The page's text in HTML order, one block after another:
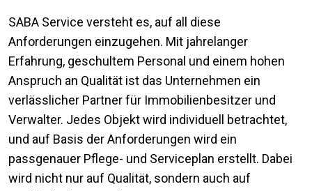
SABA Service versteht es, auf all diese
Anforderungen einzugehen. Mit jahrelanger
Erfahrung, geschultem Personal und einem hohen
Anspruch an Qualität ist das Unternehmen ein
verlässlicher Partner für Immobilienbesitzer und
Verwalter. Jedes Objekt wird individuell betrachtet,
und auf Basis der Anforderungen wird ein
passgenauer Pflege- und Serviceplan erstellt. Dabei
wird nicht nur auf Qualität, sondern auch auf